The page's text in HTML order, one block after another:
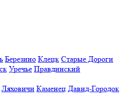
Березино Клецк Старые Дороги
Уречье Правдинский
Ляховичи Каменец Давид-Городок